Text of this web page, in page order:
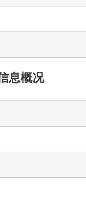
息概况